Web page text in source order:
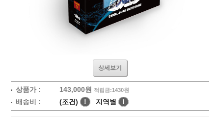
상세보기
상품가 : 143,000원 적립금:1430원
배송비 : (조건) ! 지역별 !